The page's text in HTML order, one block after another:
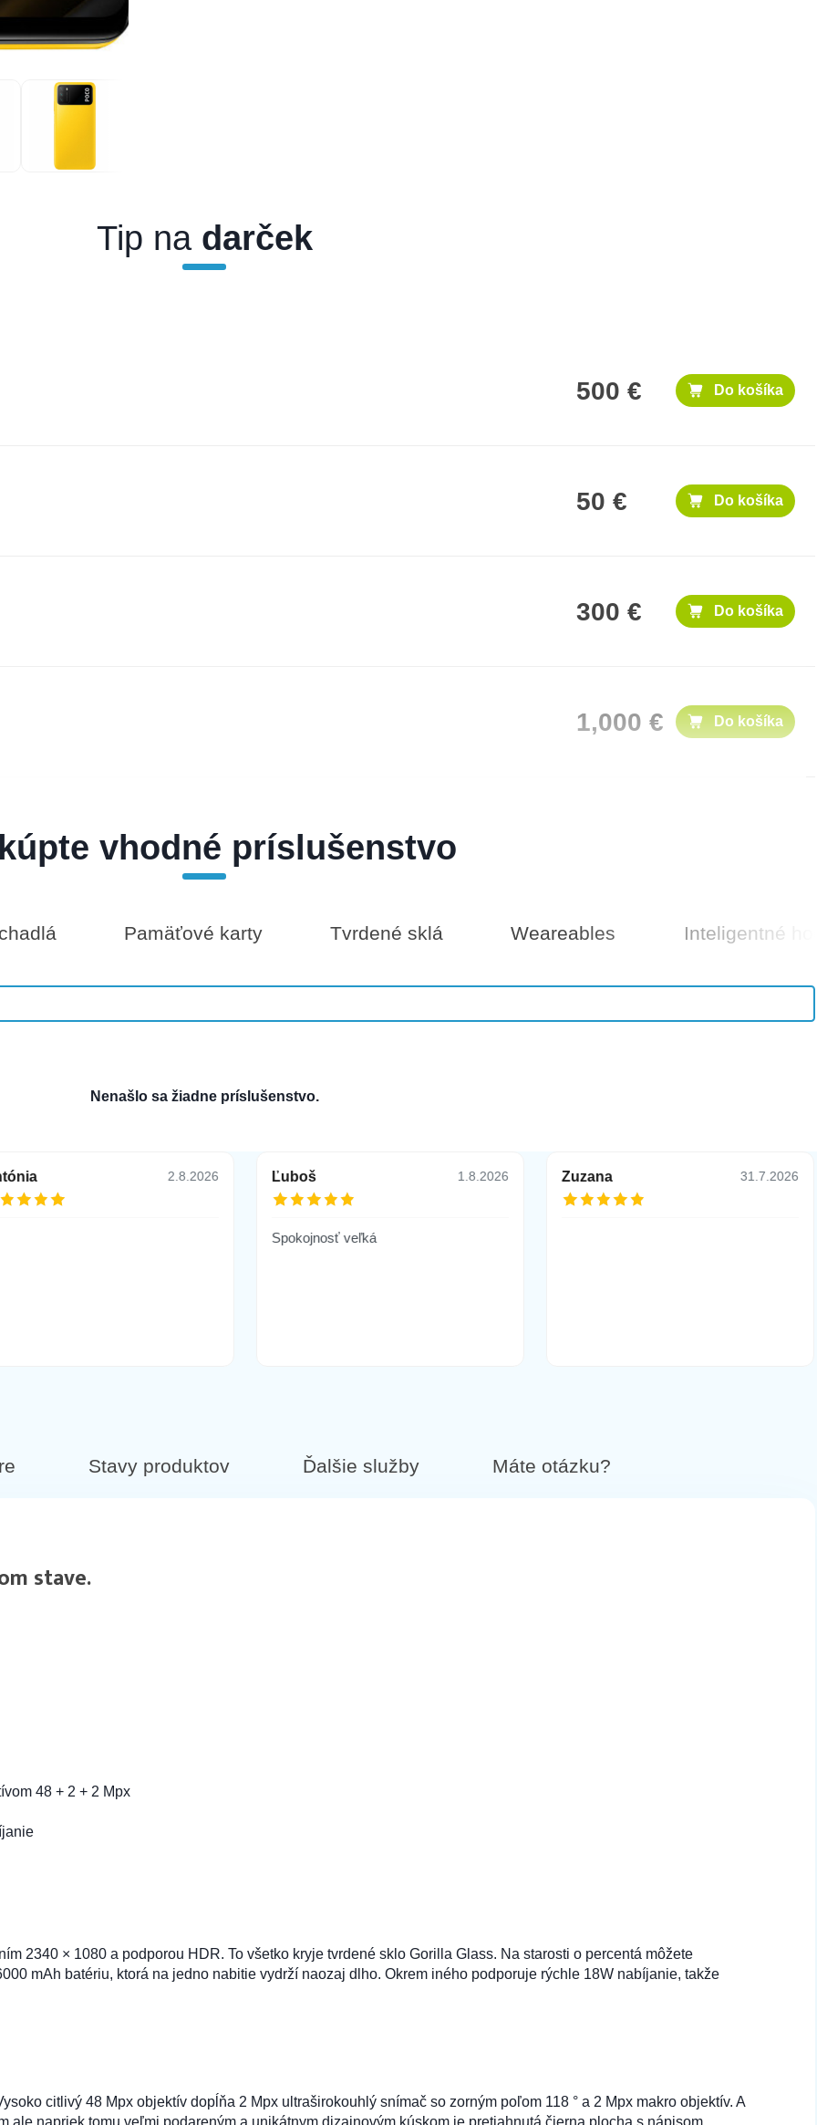
Tip nadarček
500 € Do košíka
50 € Do košíka
300 € Do košíka
1,000 € Do košíka
25 € Do košíka
vhodné príslušenstvo
Pamäťové karty Tvrdené sklá Weareables Inteligentné
Nenašlo sa žiadne príslušenstvo.
2.8.2026 Ľuboš 1.8.2026
Spokojnosť veľká
Zuzana 31.7.2026
Stavy produktov Ďalšie služby Máte otázku?
stave.
48 + 2 + 2 Mpx
2340 × 1080 a podporou HDR. To všetko kryje tvrdené sklo Gorilla Glass. Na starosti o percentá môžete
mAh batériu, ktorá na jedno nabitie vydrží naozaj dlho. Okrem iného podporuje rýchle 18W nabíjanie, takže
citlivý 48 Mpx objektív dopĺňa 2 Mpx ultraširokouhlý snímač so zorným poľom 118 ° a 2 Mpx makro objektív. A